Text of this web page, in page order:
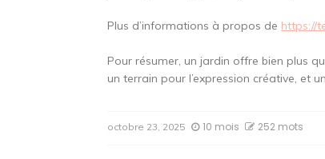
Plus d’informations à propos de https://
Pour résumer, un jardin offre bien plus
un terrain pour l’expression créative, et
octobre 23, 2025 10 mois 252 mots